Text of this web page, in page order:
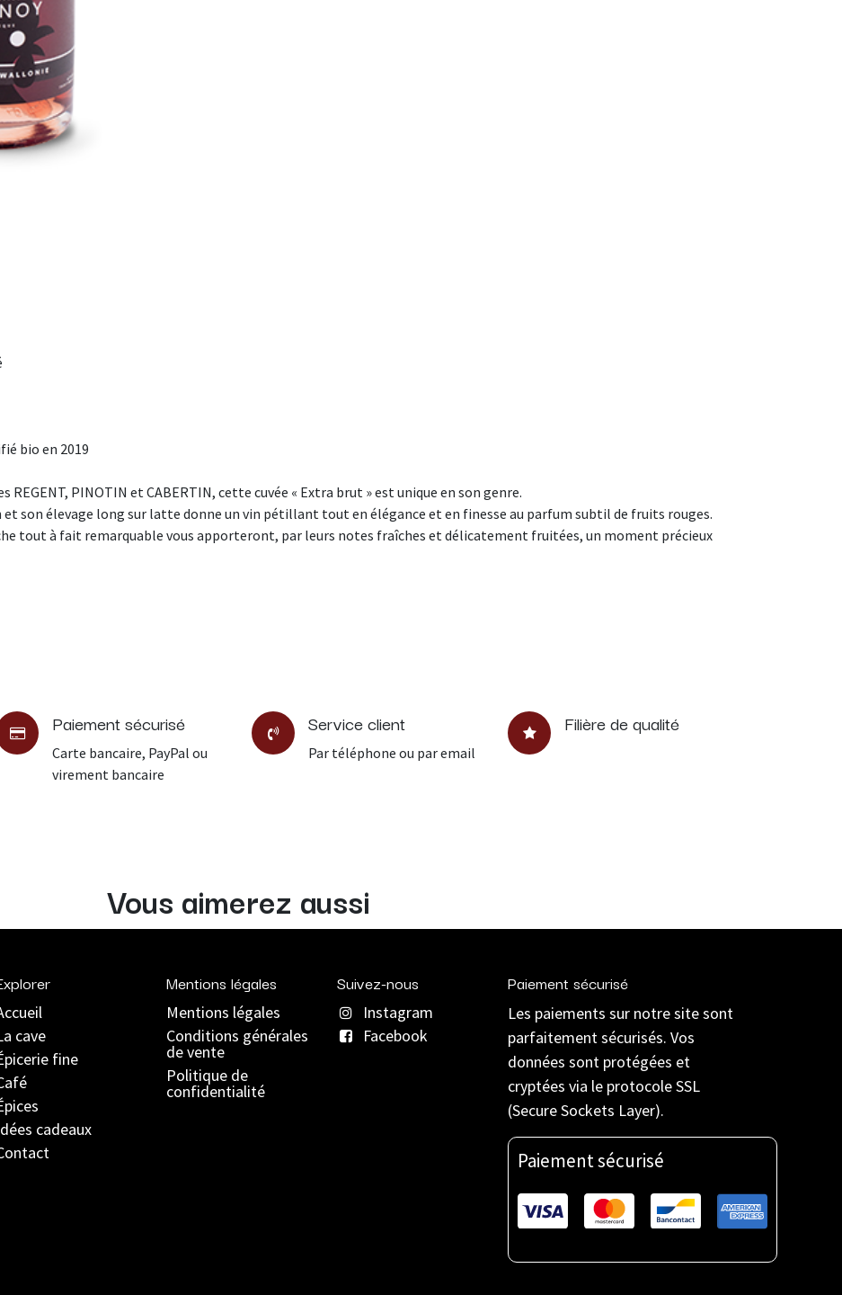
bio en 2019
REGENT, PINOTIN et CABERTIN, cette cuvée « Extra brut » est unique en son genre.
son élevage long sur latte donne un vin pétillant tout en élégance et en finesse au parfum subtil de fruits rouges.
tout à fait remarquable vous apporteront, par leurs notes fraîches et délicatement fruitées, un moment précieux
Paiement sécurisé
Carte bancaire, PayPal ou
virement bancaire
Service client
Par téléphone ou par email
Filière de qualité
Vous aimerez aussi
cave
fine
cadeaux
Mentions légales
Mentions légales
Conditions générales
de vente
Politique de
confidentialité
Suivez-nous
Instagram
Facebook
Paiement sécurisé
Les paiements sur notre site sont
parfaitement sécurisés. Vos
données sont protégées et
cryptées via le protocole SSL
(Secure Sockets Layer).
Paiement sécurisé